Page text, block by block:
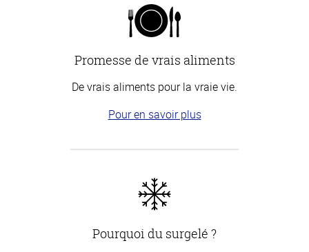
Promesse de vrais aliments
De vrais aliments pour la vraie vie.
Pour en savoir plus
Pourquoi du surgelé ?